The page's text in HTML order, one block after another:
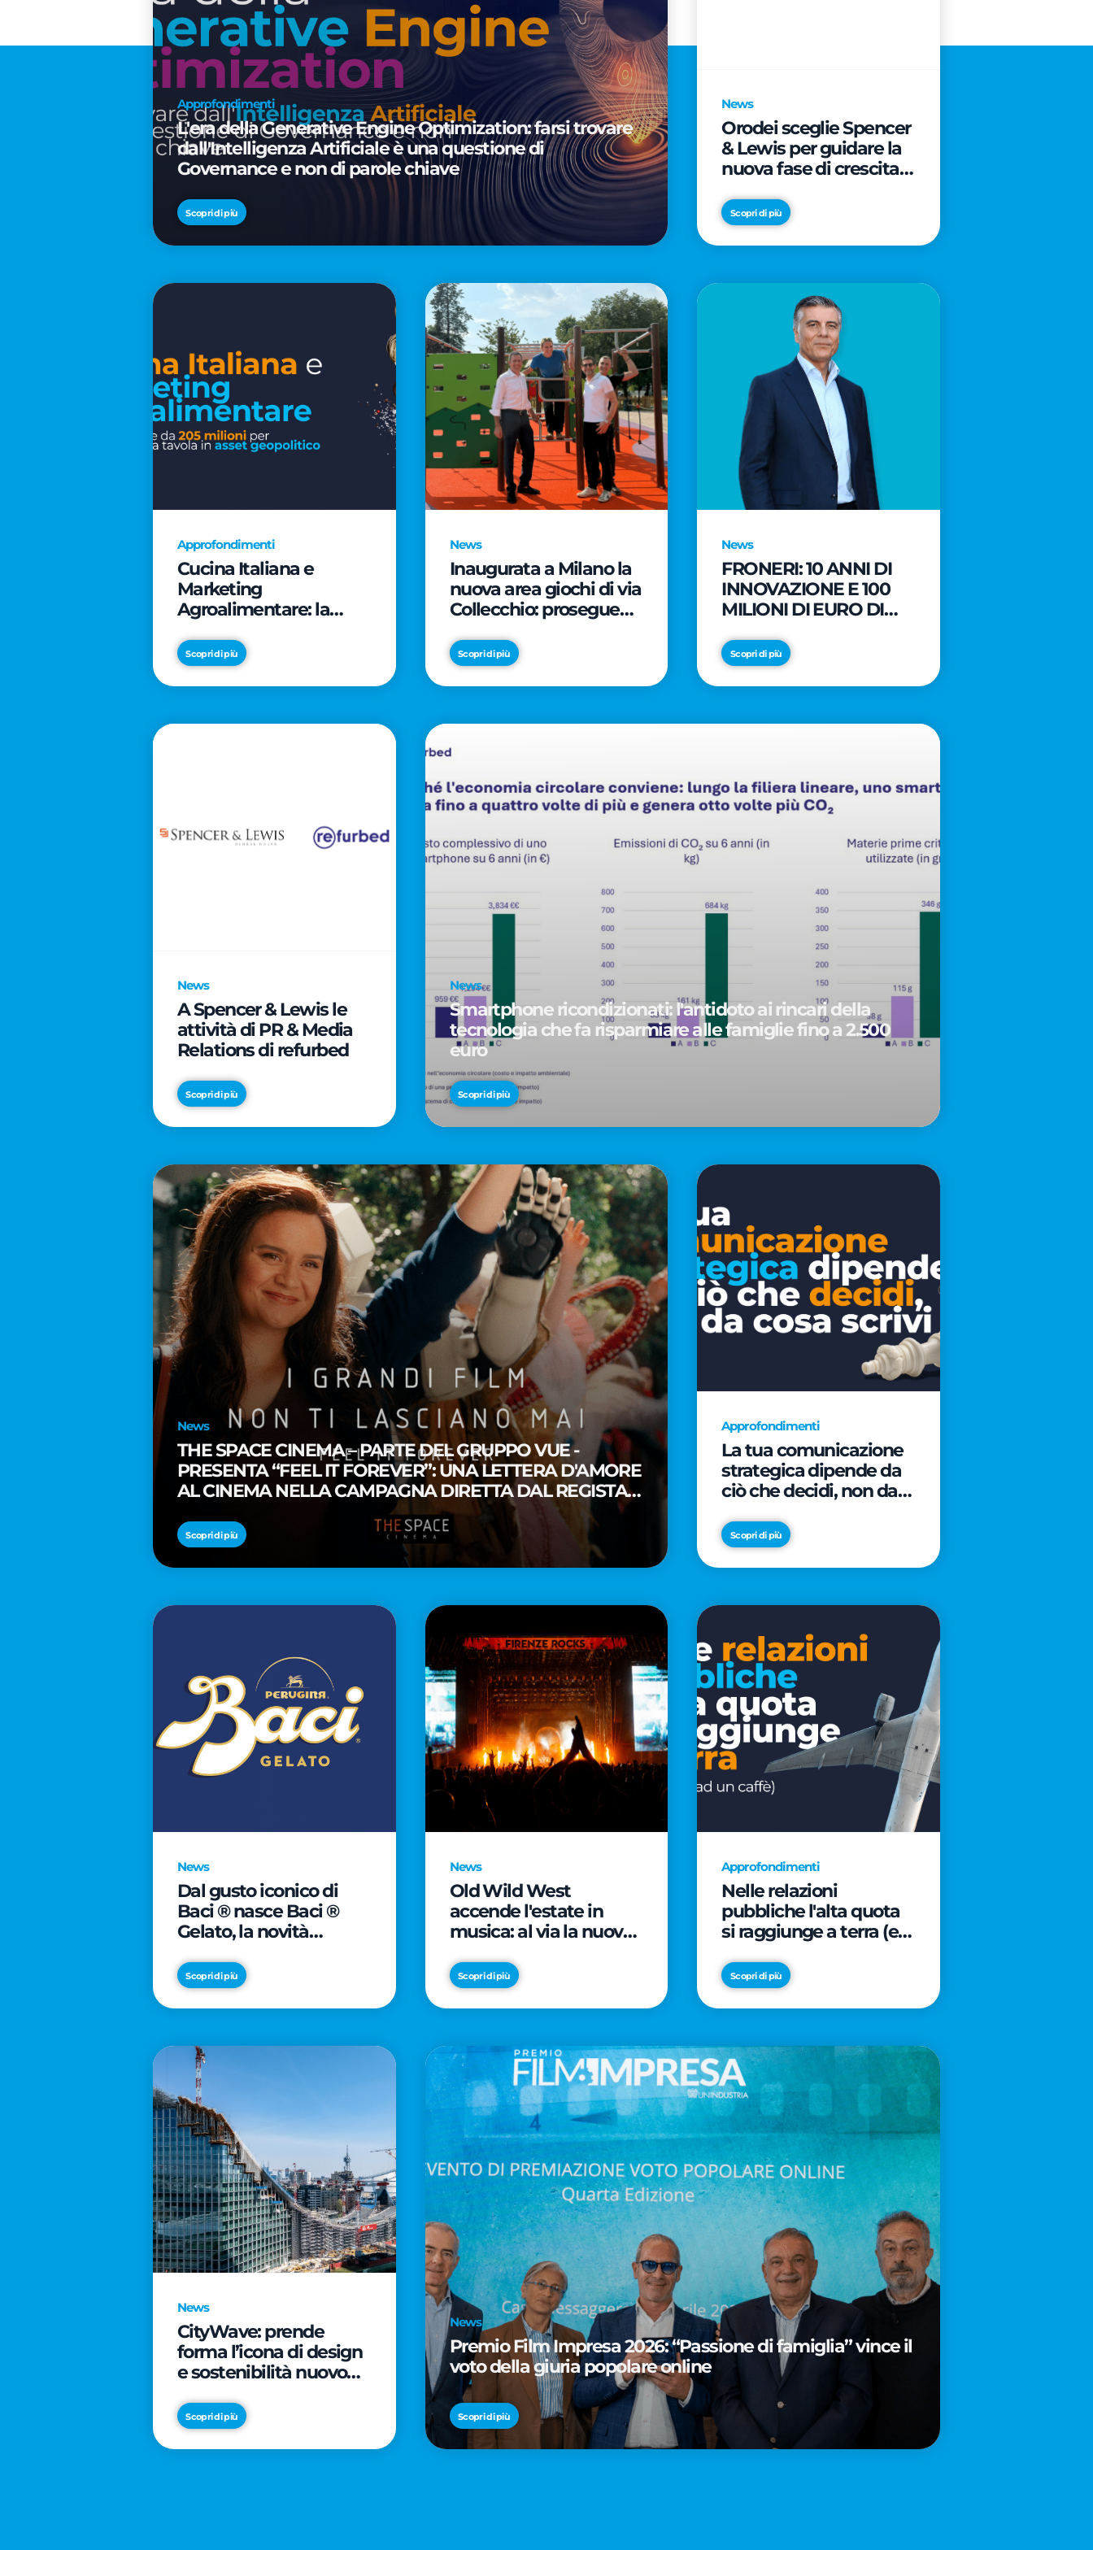
Approfondimenti
L'era della Generative Engine Optimization: farsi trovare
dall'Intelligenza Artificiale è una questione di
Governance e non di parole chiave
Scopri di più
News
Orodei sceglie Spencer
& Lewis per guidare la
nuova fase di crescita e
brand
Scopri di più
Approfondimenti
Cucina Italiana e
Marketing
Agroalimentare: la
milioni per trasformare
la tavola in asset
geopolitico
Scopri di più
News
Inaugurata a Milano la
nuova area giochi di via
Collecchio: prosegue
SmartCityLife per gli
spazi pubblici del
Municipio 8
Scopri di più
News
FRONERI: 10 ANNI DI
INNOVAZIONE E 100
MILIONI DI EURO DI
PER LO SVILUPPO DEL
MERCATO ITALIANO
DEL GELATO
Scopri di più
News
A Spencer & Lewis le
attività di PR & Media
Relations di refurbed
Scopri di più
News
Smartphone ricondizionati: l'antidoto ai rincari della
tecnologia che fa risparmiare alle famiglie fino a 2.500
euro
Scopri di più
News
THE SPACE CINEMA – PARTE DEL GRUPPO VUE -
PRESENTA “FEEL IT FOREVER”: UNA LETTERA D'AMORE
AL CINEMA NELLA CAMPAGNA DIRETTA DAL REGISTA
PREMIO OSCAR® TAIKA WAITITI
Scopri di più
Approfondimenti
La tua comunicazione
strategica dipende da
ciò che decidi, non da
Scopri di più
News
Dal gusto iconico di
Baci ® nasce Baci ®
Gelato, la novità
Scopri di più
News
Old Wild West
accende l'estate in
musica: al via la nuova
e le prestigiose
partnership con Radio
Italia e Live Nation
Scopri di più
Approfondimenti
Nelle relazioni
pubbliche l'alta quota
si raggiunge a terra (e
Scopri di più
News
CityWave: prende
forma l’icona di design
e sostenibilità nuovo
Scopri di più
News
Premio Film Impresa 2026: “Passione di famiglia” vince il
voto della giuria popolare online
Scopri di più